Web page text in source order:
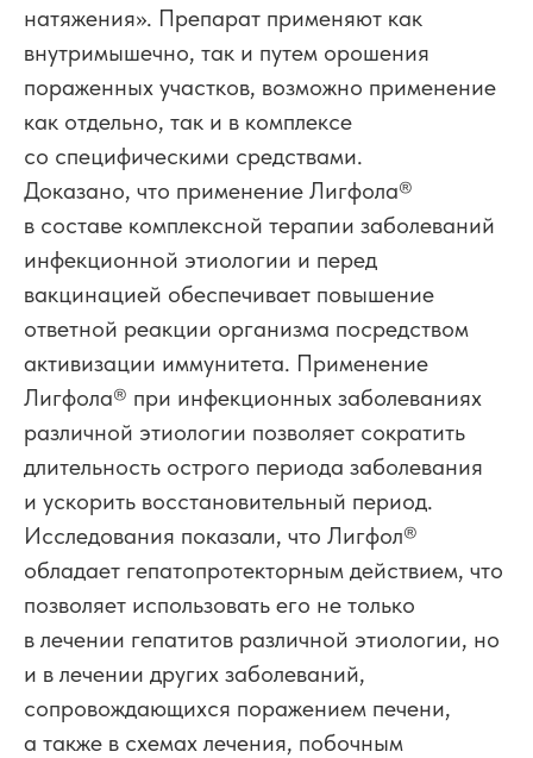
натяжения». Препарат применяют как
внутримышечно, так и путем орошения
пораженных участков, возможно применение
как отдельно, так и в комплексе
со специфическими средствами.
Доказано, что применение Лигфола®
в составе комплексной терапии заболеваний
инфекционной этиологии и перед
вакцинацией обеспечивает повышение
ответной реакции организма посредством
активизации иммунитета. Применение
Лигфола® при инфекционных заболеваниях
различной этиологии позволяет сократить
длительность острого периода заболевания
и ускорить восстановительный период.
Исследования показали, что Лигфол®
обладает гепатопротекторным действием, что
позволяет использовать его не только
в лечении гепатитов различной этиологии, но
и в лечении других заболеваний,
сопровождающихся поражением печени,
а также в схемах лечения, побочным